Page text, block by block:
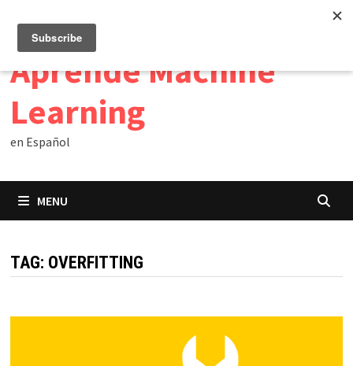
content
Aprende Machine
Learning
en Español
MENU
TAG: OVERFITTING